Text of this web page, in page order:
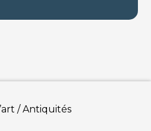
/ Antiquités